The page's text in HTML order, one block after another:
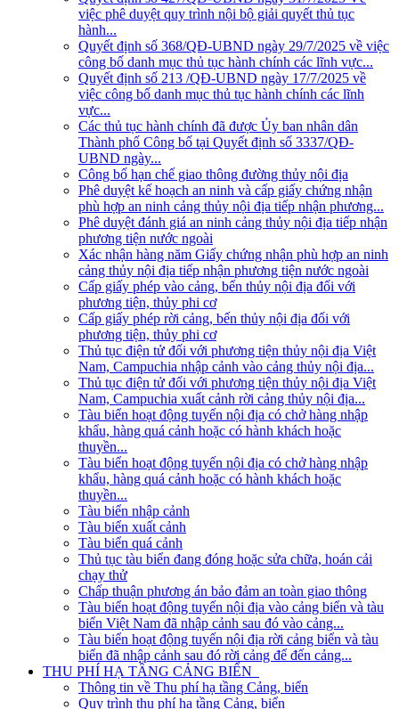
việc phê duyệt quy trình nội bộ giải quyết thủ tục
hành...
Quyết định số 368/QĐ-UBND ngày 29/7/2025 về việc
công bố danh mục thủ tục hành chính các lĩnh vực...
Quyết định số 213 /QĐ-UBND ngày 17/7/2025 về
việc công bố danh mục thủ tục hành chính các lĩnh
vực...
Các thủ tục hành chính đã được Ủy ban nhân dân
Thành phố Công bố tại Quyết định số 3337/QĐ-
UBND ngày...
Công bố hạn chế giao thông đường thủy nội địa
Phê duyệt kế hoạch an ninh và cấp giấy chứng nhận
phù hợp an ninh cảng thủy nội địa tiếp nhận phương...
Phê duyệt đánh giá an ninh cảng thủy nội địa tiếp nhận
phương tiện nước ngoài
Xác nhận hàng năm Giấy chứng nhận phù hợp an ninh
cảng thủy nội địa tiếp nhận phương tiện nước ngoài
Cấp giấy phép vào cảng, bến thủy nội địa đối với
phương tiện, thủy phi cơ
Cấp giấy phép rời cảng, bến thủy nội địa đối với
phương tiện, thủy phi cơ
Thủ tục điện tử đối với phương tiện thủy nội địa Việt
Nam, Campuchia nhập cảnh vào cảng thủy nội địa...
Thủ tục điện tử đối với phương tiện thủy nội địa Việt
Nam, Campuchia xuất cảnh rời cảng thủy nội địa...
Tàu biển hoạt động tuyến nội địa có chở hàng nhập
khẩu, hàng quá cảnh hoặc có hành khách hoặc
thuyền...
Tàu biển hoạt động tuyến nội địa có chở hàng nhập
khẩu, hàng quá cảnh hoặc có hành khách hoặc
thuyền...
Tàu biển nhập cảnh
Tàu biển xuất cảnh
Tàu biển quá cảnh
Thủ tục tàu biển đang đóng hoặc sửa chữa, hoán cải
chạy thử
Chấp thuận phương án bảo đảm an toàn giao thông
Tàu biển hoạt động tuyến nội địa vào cảng biển và tàu
biển Việt Nam đã nhập cảnh sau đó vào cảng...
Tàu biển hoạt động tuyến nội địa rời cảng biển và tàu
biển đã nhập cảnh sau đó rời cảng để đến cảng...
THU PHÍ HẠ TẦNG CẢNG BIỂN
Thông tin về Thu phí hạ tầng Cảng, biển
Quy trình thu phí hạ tầng Cảng, biển